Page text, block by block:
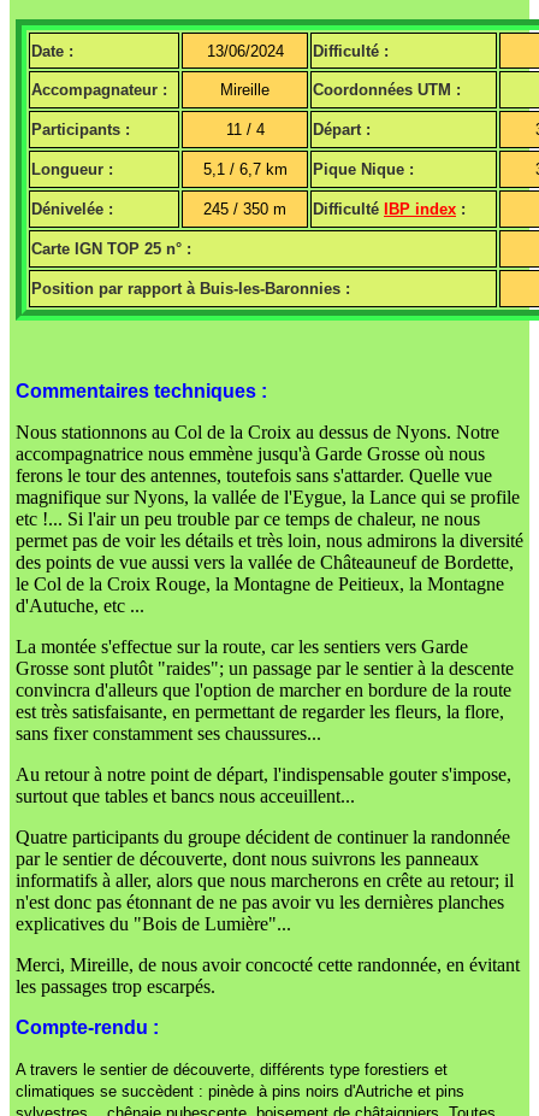
Date : 13/06/2024 Difficulté :
Accompagnateur : Mireille Coordonnées UTM :
Participants : 11 / 4 Départ :
Longueur : 5,1 / 6,7 km Pique Nique :
Dénivelée : 245 / 350 m Difficulté IBP index :
Carte IGN TOP 25 n° :
Position par rapport à Buis-les-Baronnies :
Commentaires techniques :
Nous stationnons au Col de la Croix au dessus de Nyons. Notre
accompagnatrice nous emmène jusqu'à Garde Grosse où nous
ferons le tour des antennes, toutefois sans s'attarder. Quelle vue
magnifique sur Nyons, la vallée de l'Eygue, la Lance qui se profile
etc !... Si l'air un peu trouble par ce temps de chaleur, ne nous
permet pas de voir les détails et très loin, nous admirons la diversité
des points de vue aussi vers la vallée de Châteauneuf de Bordette,
le Col de la Croix Rouge, la Montagne de Peitieux, la Montagne
d'Autuche, etc ...
La montée s'effectue sur la route, car les sentiers vers Garde
Grosse sont plutôt "raides"; un passage par le sentier à la descente
convincra d'alleurs que l'option de marcher en bordure de la route
est très satisfaisante, en permettant de regarder les fleurs, la flore,
sans fixer constamment ses chaussures...
Au retour à notre point de départ, l'indispensable gouter s'impose,
surtout que tables et bancs nous acceuillent...
Quatre participants du groupe décident de continuer la randonnée
par le sentier de découverte, dont nous suivrons les panneaux
informatifs à aller, alors que nous marcherons en crête au retour; il
n'est donc pas étonnant de ne pas avoir vu les dernières planches
explicatives du "Bois de Lumière"...
Merci, Mireille, de nous avoir concocté cette randonnée, en évitant
les passages trop escarpés.
Compte-rendu :
A travers le sentier de découverte, différents type forestiers et
climatiques se succèdent : pinède à pins noirs d'Autriche et pins